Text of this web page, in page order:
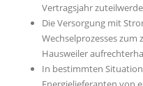
Vertragsjahr
Die Versorgung mit
Wechselprozesses
Hausweiler
In bestimmten